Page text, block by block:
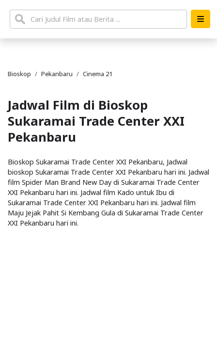
Bioskop Pekanbaru Cinema 21
Jadwal Film di Bioskop
Sukaramai Trade Center XXI
Pekanbaru
Bioskop Sukaramai Trade Center XXI Pekanbaru, Jadwal
bioskop Sukaramai Trade Center XXI Pekanbaru hari ini. Jadwal
film Spider Man Brand New Day di Sukaramai Trade Center
XXI Pekanbaru hari ini. Jadwal film Kado untuk Ibu di
Sukaramai Trade Center XXI Pekanbaru hari ini. Jadwal film
Maju Jejak Pahit Si Kembang Gula di Sukaramai Trade Center
XXI Pekanbaru hari ini.